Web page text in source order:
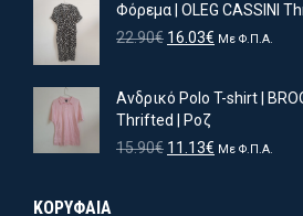
was:
11.90€.
τιμή
είναι:
Φόρεμα | OLEG CASSINI
22.90€ Original
22.90€.
16.03€ Η
είναι:
Με Φ.Π.Α.
Ανδρικό Polo T-shirt |
Thrifted | Ροζ
15.90€ Original
11.13€ ΗΜε Φ.Π.Α.
ΚΟΡΥΦΑΙΑ